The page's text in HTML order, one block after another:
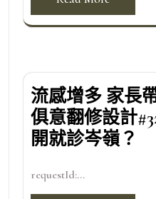
流感增多 家長
俱意翻修設計
開就診岑嶺？
requestId:...